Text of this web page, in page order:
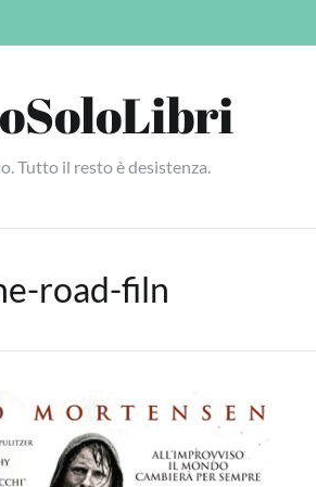
Tutto il resto è desistenza.
road-filn